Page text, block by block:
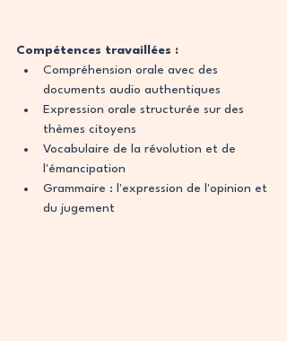
Compétences travaillées :
Compréhension orale avec des
documents audio authentiques
Expression orale structurée sur des
thèmes citoyens
Vocabulaire de la révolution et de
l'émancipation
Grammaire : l'expression de l'opinion et
du jugement